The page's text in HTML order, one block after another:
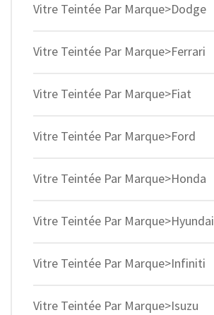
Vitre Teintée Par Marque>Dodge
Vitre Teintée Par Marque>Ferrari
Vitre Teintée Par Marque>Fiat
Vitre Teintée Par Marque>Ford
Vitre Teintée Par Marque>Honda
Vitre Teintée Par Marque>Hyundai
Vitre Teintée Par Marque>Infiniti
Vitre Teintée Par Marque>Isuzu